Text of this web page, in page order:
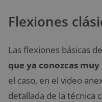
Flexiones
Las flexiones básicas
que ya conozcas
el caso, en el video
detallada de la técnica